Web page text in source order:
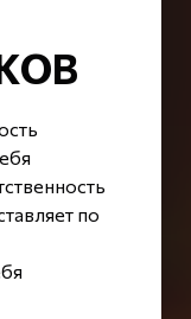
по